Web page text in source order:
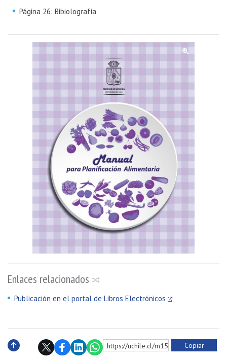
Enlaces relacionados
Publicación en el portal de Libros Electrónicos
Página 26: Bibiolografía
https://uchile.cl/m150509 Copiar